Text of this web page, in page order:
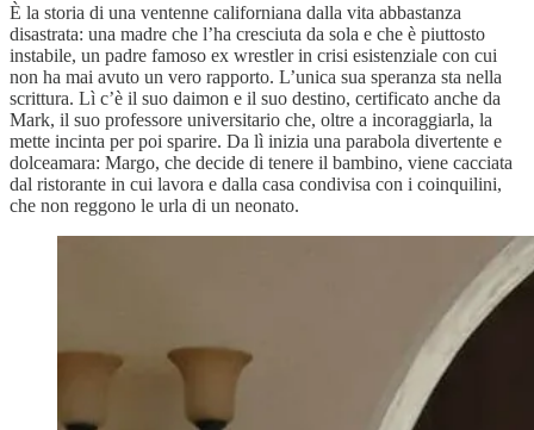
È la storia di una ventenne californiana dalla vita abbastanza
disastrata: una madre che l’ha cresciuta da sola e che è piuttosto
instabile, un padre famoso ex wrestler in crisi esistenziale con cui
non ha mai avuto un vero rapporto. L’unica sua speranza sta nella
scrittura. Lì c’è il suo daimon e il suo destino, certificato anche da
Mark, il suo professore universitario che, oltre a incoraggiarla, la
mette incinta per poi sparire. Da lì inizia una parabola divertente e
dolceamara: Margo, che decide di tenere il bambino, viene cacciata
dal ristorante in cui lavora e dalla casa condivisa con i coinquilini,
che non reggono le urla di un neonato.